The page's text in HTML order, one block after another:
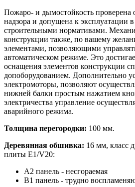
Пожаро- и дымостойкость проверена
надзора и допущена к эксплуатации в
строительными нормативами.
конструкции также, по вашему
элементами, позволяющими
автоматическом режиме. Это
оснащения элементов конструкции
допоборудованием. Дополнительно
электромоторы, позволяют
нижней балки простым нажатием
электричества управление
аварийного режима.
Толщина перегородки: 100 мм.
Деревянная обшивка: 16 мм, класс
плиты E1/V20:
A2 панель - несгораемая
B1 панель - трудно